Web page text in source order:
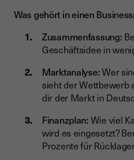
Was gehört in einen
Zusammenfassung:
Geschäftsidee in
Marktanalyse:Wer
sieht der Wettbewerb
dir der Markt in
Finanzplan: Wie viel
wird es eingesetzt?
Prozente für